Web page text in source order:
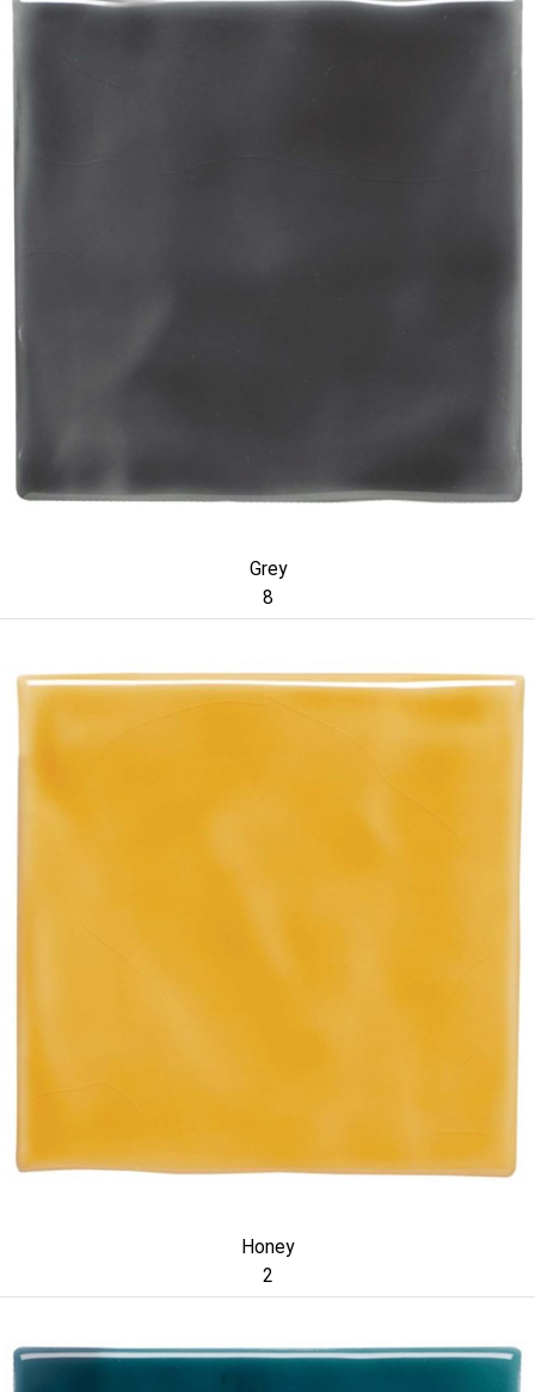
Grey
8
Honey
2